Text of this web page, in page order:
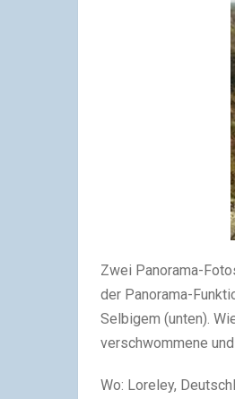
Zwei Panorama-
der Panorama-
Selbigem (unten).
verschwommene
Wo: Loreley,